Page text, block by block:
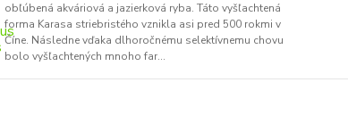
obľúbená akváriová a jazierková ryba. Táto vyšľachtená
forma Karasa striebristého vznikla asi pred 500 rokmi v
Číne. Následne vďaka dlhoročnému selektívnemu chovu
bolo vyšľachtených mnoho far...